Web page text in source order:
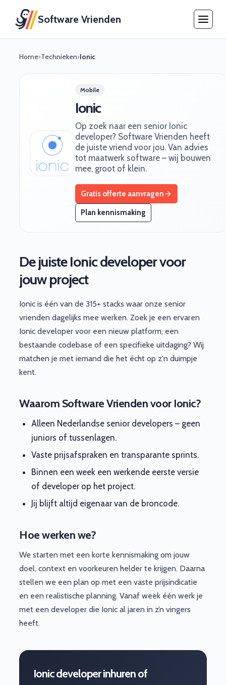
Software Vrienden
Home›Technieken›Ionic
Mobile
Ionic
Op zoek naar een senior Ionic
developer? Software Vrienden heeft
de juiste vriend voor jou. Van advies
tot maatwerk software – wij bouwen
mee, groot of klein.
Gratis offerte aanvragen
Plan kennismaking
De juiste Ionic developer voor
jouw project
Ionic is één van de 315+ stacks waar onze senior
vrienden dagelijks mee werken. Zoek je een ervaren
Ionic developer voor een nieuw platform, een
bestaande codebase of een specifieke uitdaging? Wij
matchen je met iemand die het écht op z'n duimpje
kent.
Waarom Software Vrienden voor Ionic?
Alleen Nederlandse senior developers – geen
juniors of tussenlagen.
Vaste prijsafspraken en transparante sprints.
Binnen een week een werkende eerste versie
of developer op het project.
Jij blijft altijd eigenaar van de broncode.
Hoe werken we?
We starten met een korte kennismaking om jouw
doel, context en voorkeuren helder te krijgen. Daarna
stellen we een plan op met een vaste prijsindicatie
en een realistische planning. Vanaf week één werk je
met een developer die Ionic al jaren in z’n vingers
heeft.
Ionic developer inhuren of